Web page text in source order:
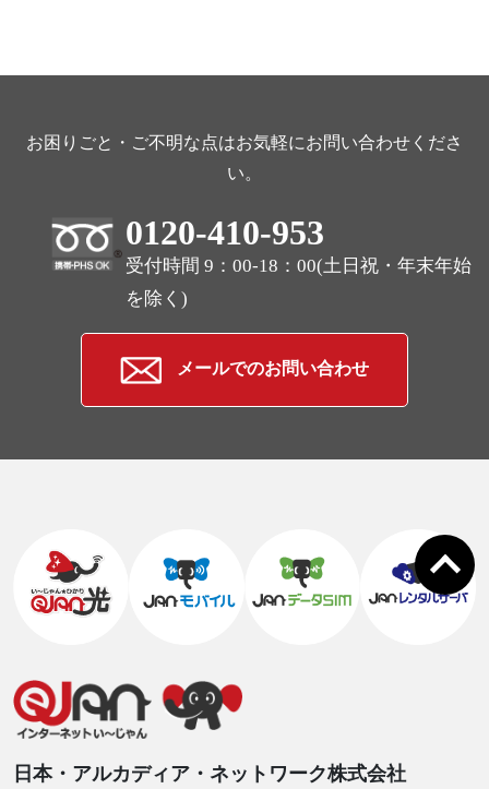
お困りごと・ご不明な点はお気軽にお問い合わせくださ
い。
0120-410-953
受付時間 9：00-18：00(土日祝・年末年始
を除く)
メールでのお問い合わせ
日本・アルカディア・ネットワーク株式会社